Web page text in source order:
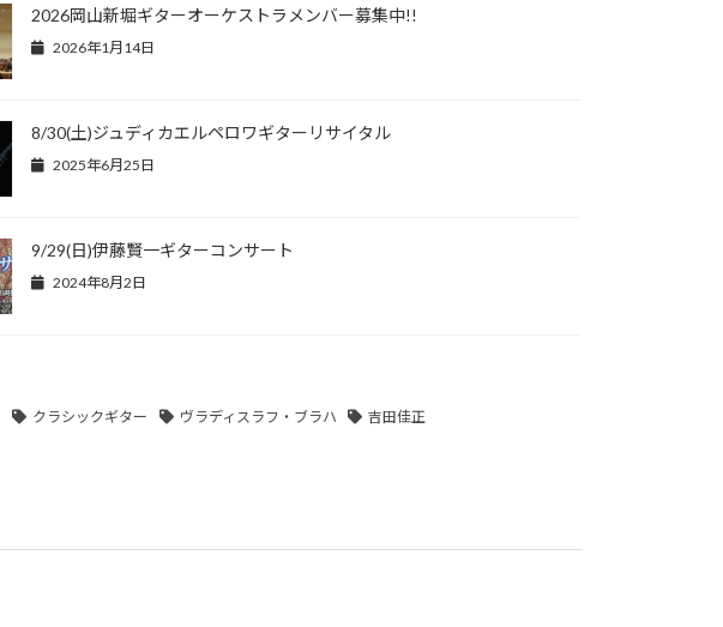
2026岡山新堀ギターオーケストラメンバー募集中!!
2026年1月14日
8/30(土)ジュディカエルペロワギターリサイタル
2025年6月25日
9/29(日)伊藤賢一ギターコンサート
2024年8月2日
クラシックギター ヴラディスラフ・ブラハ
吉田佳正